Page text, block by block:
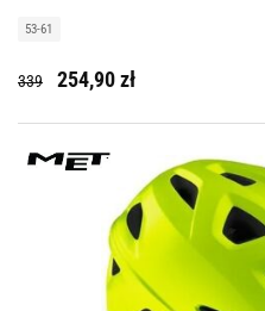
53-61
339 254,90 zł